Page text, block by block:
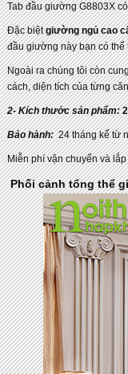
Tab đầu giường G8803X
Đặc biệtgiường ngủ cao
đầu giường này bạn có
Ngoài ra chúng tôi còn
cách, diện tích của từng
2- Kích thước sản phẩm:
Bảo hành:24 tháng kể từ
Miễn phí vận chuyển và
Phối cảnh tổng thể